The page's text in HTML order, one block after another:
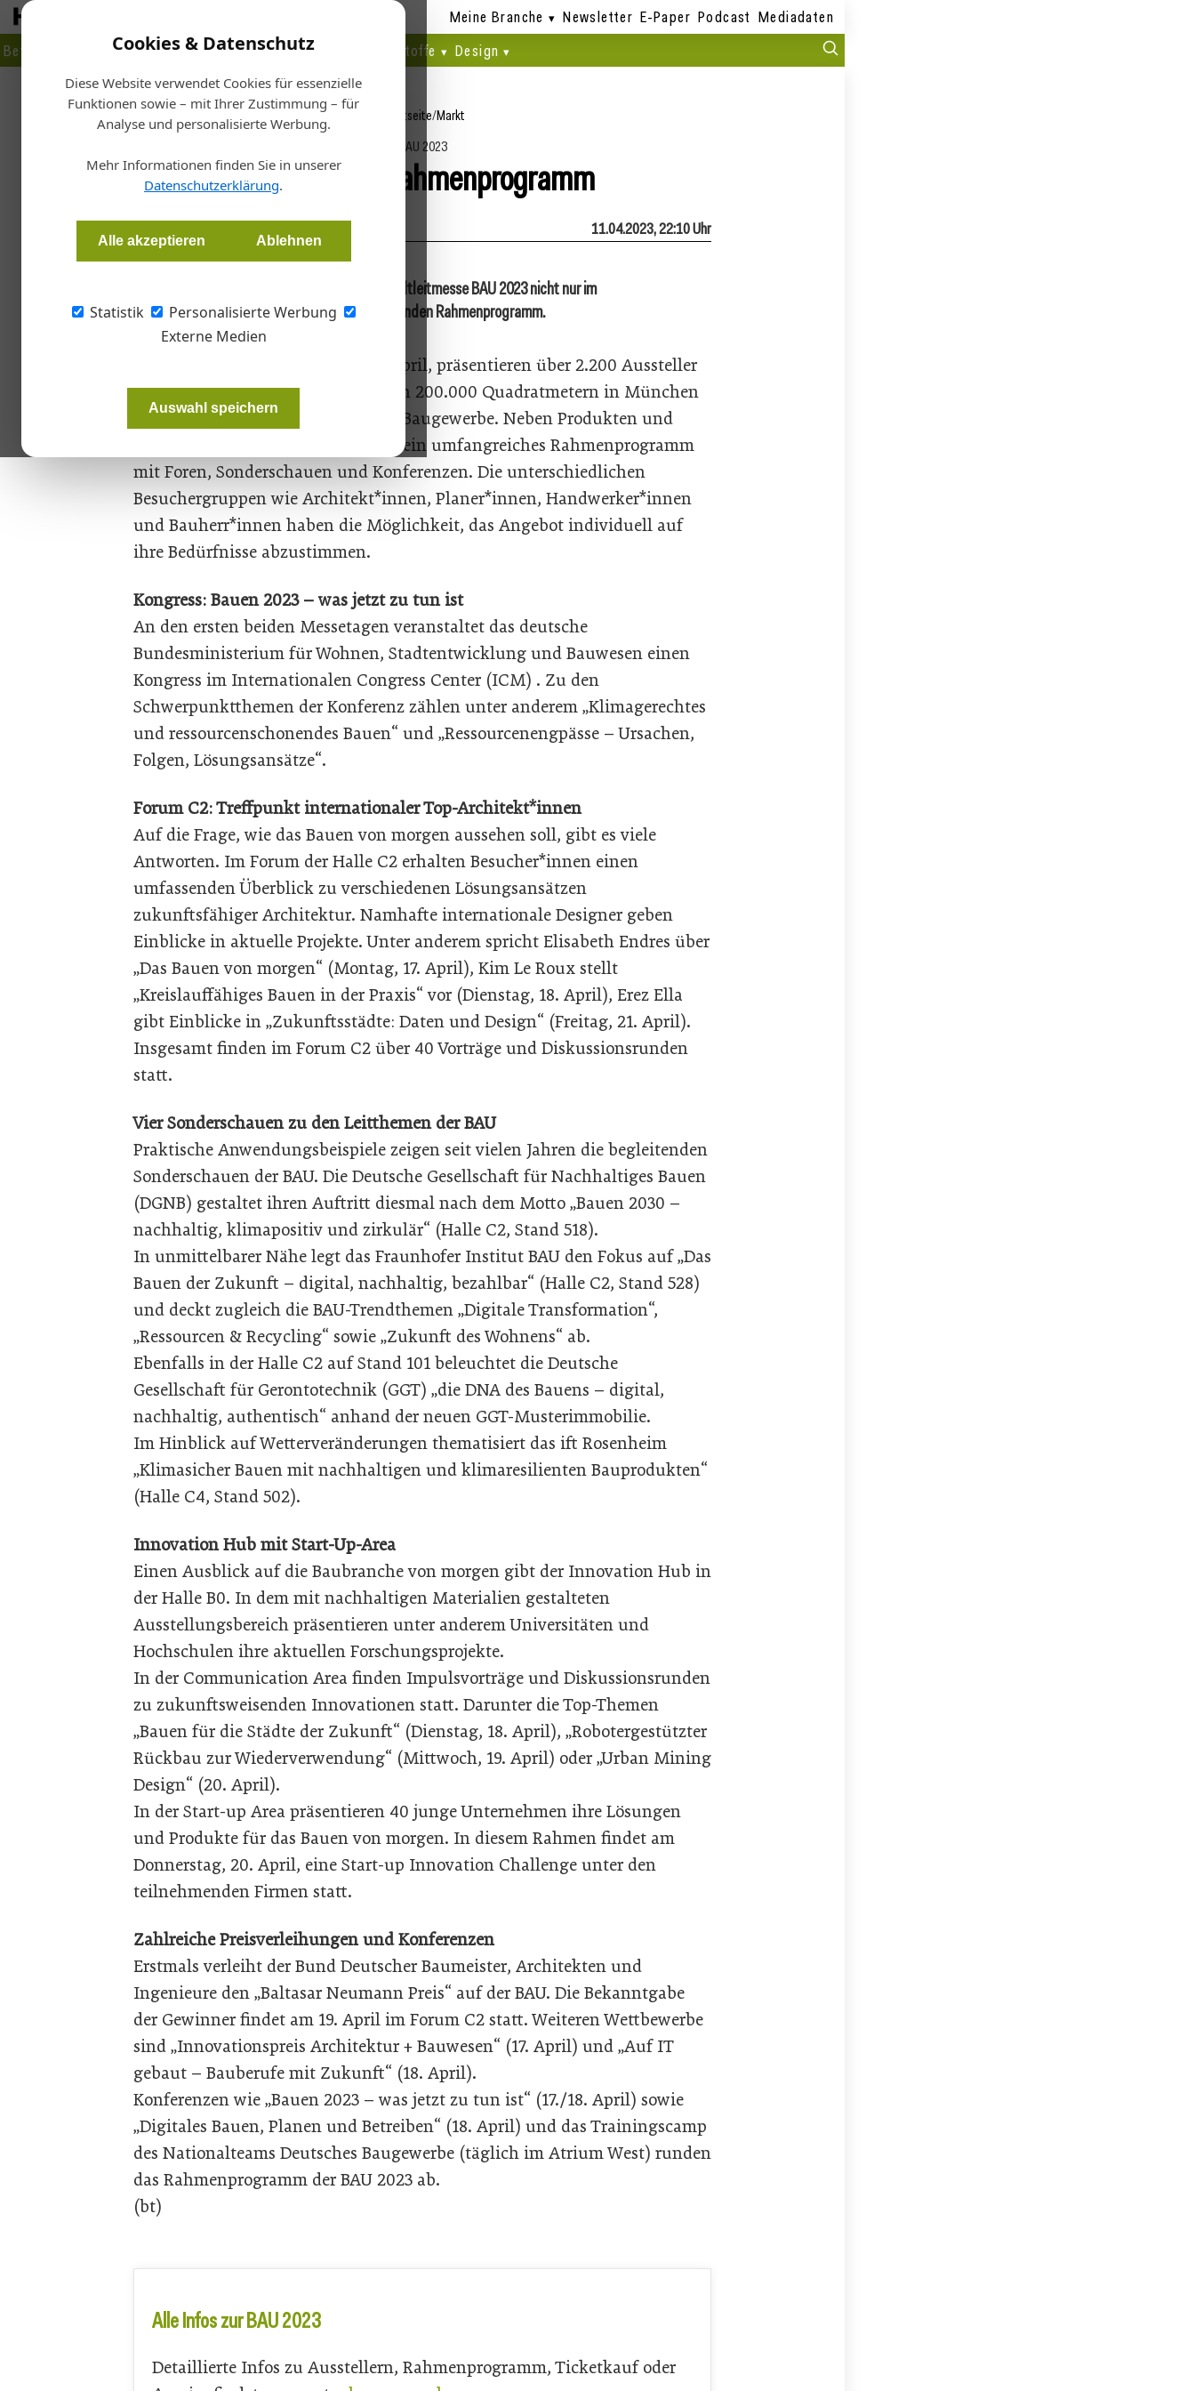
Cookies & Datenschutz
Diese Website verwendet Cookies für essenzielle
Funktionen sowie – mit Ihrer Zustimmung – für
Analyse und personalisierte Werbung.
Mehr Informationen finden Sie in unserer
Datenschutzerklärung.
Alle akzeptieren Ablehnen
Statistik
Personalisierte Werbung
Externe Medien
Auswahl speichern
Meine Branche Newsletter E-Paper Podcast Mediadaten
Betrieb
Planen Bauen Fertigen Bau- + Werkstoffe Design
Startseite/Markt
BAU 2023
Vielfältiges Rahmenprogramm
11.04.2023, 22:10 Uhr
Wie vielfältig das Baugewerbe ist, zeigt die Weltleitmesse BAU 2023 nicht nur im
Ausstellungsbereich, sondern auch im umfassenden Rahmenprogramm.
In wenigen Tagen, von 17. bis 22. April, präsentieren über 2.200 Aussteller
aus 49 Ländern auf einer Fläche von 200.000 Quadratmetern in München
Trends und Innovationen aus dem Baugewerbe. Neben Produkten und
Lösungen und bietet die BAU auch ein umfangreiches Rahmenprogramm
mit Foren, Sonderschauen und Konferenzen. Die unterschiedlichen
Besuchergruppen wie Architekt*innen, Planer*innen, Handwerker*innen
und Bauherr*innen haben die Möglichkeit, das Angebot individuell auf
ihre Bedürfnisse abzustimmen.
Kongress: Bauen 2023 – was jetzt zu tun ist
An den ersten beiden Messetagen veranstaltet das deutsche
Bundesministerium für Wohnen, Stadtentwicklung und Bauwesen einen
Kongress im Internationalen Congress Center (ICM) . Zu den
Schwerpunktthemen der Konferenz zählen unter anderem „Klimagerechtes
und ressourcenschonendes Bauen“ und „Ressourcenengpässe – Ursachen,
Folgen, Lösungsansätze“.
Forum C2: Treffpunkt internationaler Top-Architekt*innen
Auf die Frage, wie das Bauen von morgen aussehen soll, gibt es viele
Antworten. Im Forum der Halle C2 erhalten Besucher*innen einen
umfassenden Überblick zu verschiedenen Lösungsansätzen
zukunftsfähiger Architektur. Namhafte internationale Designer geben
Einblicke in aktuelle Projekte. Unter anderem spricht Elisabeth Endres über
„Das Bauen von morgen“ (Montag, 17. April), Kim Le Roux stellt
„Kreislauffähiges Bauen in der Praxis“ vor (Dienstag, 18. April), Erez Ella
gibt Einblicke in „Zukunftsstädte: Daten und Design“ (Freitag, 21. April).
Insgesamt finden im Forum C2 über 40 Vorträge und Diskussionsrunden
statt.
Vier Sonderschauen zu den Leitthemen der BAU
Praktische Anwendungsbeispiele zeigen seit vielen Jahren die begleitenden
Sonderschauen der BAU. Die Deutsche Gesellschaft für Nachhaltiges Bauen
(DGNB) gestaltet ihren Auftritt diesmal nach dem Motto „Bauen 2030 –
nachhaltig, klimapositiv und zirkulär“ (Halle C2, Stand 518).
In unmittelbarer Nähe legt das Fraunhofer Institut BAU den Fokus auf „Das
Bauen der Zukunft – digital, nachhaltig, bezahlbar“ (Halle C2, Stand 528)
und deckt zugleich die BAU-Trendthemen „Digitale Transformation“,
„Ressourcen & Recycling“ sowie „Zukunft des Wohnens“ ab.
Ebenfalls in der Halle C2 auf Stand 101 beleuchtet die Deutsche
Gesellschaft für Gerontotechnik (GGT) „die DNA des Bauens – digital,
nachhaltig, authentisch“ anhand der neuen GGT-Musterimmobilie.
Im Hinblick auf Wetterveränderungen thematisiert das ift Rosenheim
„Klimasicher Bauen mit nachhaltigen und klimaresilienten Bauprodukten“
(Halle C4, Stand 502).
Innovation Hub mit Start-Up-Area
Einen Ausblick auf die Baubranche von morgen gibt der Innovation Hub in
der Halle B0. In dem mit nachhaltigen Materialien gestalteten
Ausstellungsbereich präsentieren unter anderem Universitäten und
Hochschulen ihre aktuellen Forschungsprojekte.
In der Communication Area finden Impulsvorträge und Diskussionsrunden
zu zukunftsweisenden Innovationen statt. Darunter die Top-Themen
„Bauen für die Städte der Zukunft“ (Dienstag, 18. April), „Robotergestützter
Rückbau zur Wiederverwendung“ (Mittwoch, 19. April) oder „Urban Mining
Design“ (20. April).
In der Start-up Area präsentieren 40 junge Unternehmen ihre Lösungen
und Produkte für das Bauen von morgen. In diesem Rahmen findet am
Donnerstag, 20. April, eine Start-up Innovation Challenge unter den
teilnehmenden Firmen statt.
Zahlreiche Preisverleihungen und Konferenzen
Erstmals verleiht der Bund Deutscher Baumeister, Architekten und
Ingenieure den „Baltasar Neumann Preis“ auf der BAU. Die Bekanntgabe
der Gewinner findet am 19. April im Forum C2 statt. Weiteren Wettbewerbe
sind „Innovationspreis Architektur + Bauwesen“ (17. April) und „Auf IT
gebaut – Bauberufe mit Zukunft“ (18. April).
Konferenzen wie „Bauen 2023 – was jetzt zu tun ist“ (17./18. April) sowie
„Digitales Bauen, Planen und Betreiben“ (18. April) und das Trainingscamp
des Nationalteams Deutsches Baugewerbe (täglich im Atrium West) runden
das Rahmenprogramm der BAU 2023 ab.
(bt)
Alle Infos zur BAU 2023
Detaillierte Infos zu Ausstellern, Rahmenprogramm, Ticketkauf oder